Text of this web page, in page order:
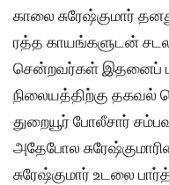
காலை சுரேஷ்குமார்
ரத்த காயங்களுடன்
சென்றவர்கள் இதனைப்
நிலையத்திற்கு தகவல்
துறையூர் போலீசார்
அதேபோல
சுரேஷ்குமார் உடலை